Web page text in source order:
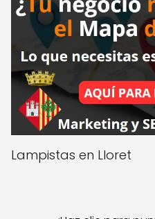
Lampistas en Lloret